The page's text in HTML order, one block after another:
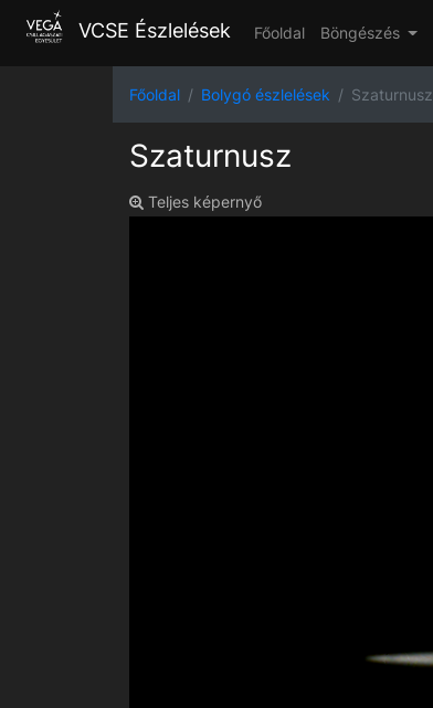
VCSE Észlelések Főoldal Böngészés
Főoldal Bolygó észlelések Szaturnusz
Szaturnusz
Teljes képernyő